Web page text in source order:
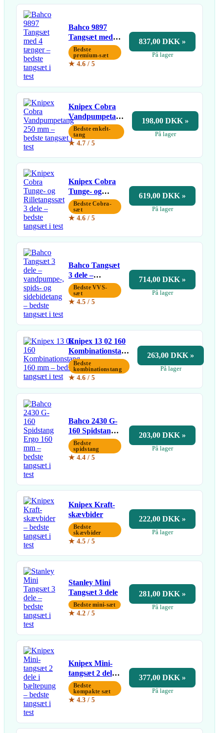
Bahco 9897
Tangsæt med 4
tænger
Bedste
premium-sæt
★ 4.6 / 5
837,00 DKK »
På lager
Knipex Cobra
Vandpumpetang
250 mm
Bedste enkelt-
tang
★ 4.7 / 5
198,00 DKK »
På lager
Knipex Cobra
Tunge- og
Rilletangssæt 3
dele
Bedste Cobra-
sæt
★ 4.6 / 5
619,00 DKK »
På lager
Bahco Tangsæt
3 dele –
vandpumpe-,
spids- og
sidebidetang
Bedste VVS-
sæt
★ 4.5 / 5
714,00 DKK »
På lager
Knipex 13 02 160
Kombinationstang
160 mm
Bedste
kombinationstang
★ 4.6 / 5
263,00 DKK »
På lager
Bahco 2430 G-
160 Spidstang
Ergo 160 mm
Bedste
spidstang
★ 4.4 / 5
203,00 DKK »
På lager
Knipex Kraft-
skævbider
Bedste
skævbider
★ 4.5 / 5
222,00 DKK »
På lager
Stanley Mini
Tangsæt 3 dele
Bedste mini-sæt
★ 4.2 / 5
281,00 DKK »
På lager
Knipex Mini-
tangsæt 2 dele i
bæltepung
Bedste
kompakte sæt
★ 4.3 / 5
377,00 DKK »
På lager